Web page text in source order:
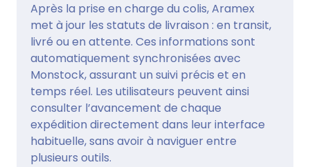
Après la prise en charge du colis, Aramex
met à jour les statuts de livraison : en transit,
livré ou en attente. Ces informations sont
automatiquement synchronisées avec
Monstock, assurant un suivi précis et en
temps réel. Les utilisateurs peuvent ainsi
consulter l’avancement de chaque
expédition directement dans leur interface
habituelle, sans avoir à naviguer entre
plusieurs outils.